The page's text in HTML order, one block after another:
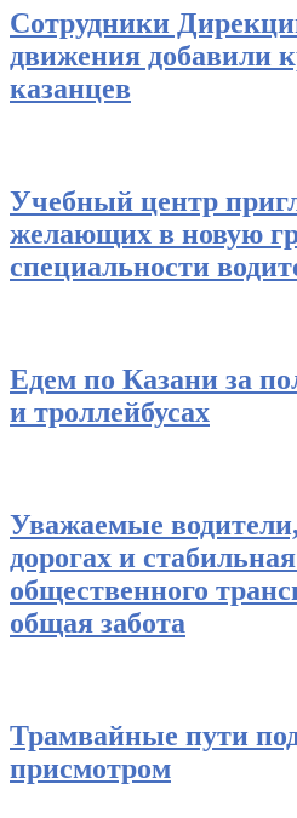
Сотрудники
движения добавили
казанцев
Учебный центр
желающих в новую
специальности
Едем по Казани за
и троллейбусах
Уважаемые
дорогах и
общественного
общая забота
Трамвайные пути
присмотром